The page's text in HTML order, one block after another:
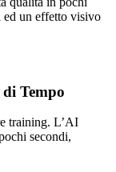
ed un effetto visivo
Tempo
training. L’AI
secondi,